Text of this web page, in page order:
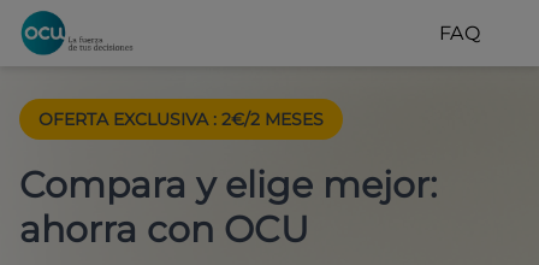
FAQ
OFERTA EXCLUSIVA : 2€/2 MESES
Compara y elige mejor:
ahorra con OCU